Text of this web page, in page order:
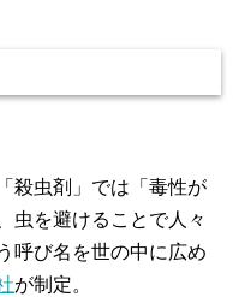
殺虫剤」では「毒性が
虫を避けることで人々
呼び名を世の中に広め
が制定。